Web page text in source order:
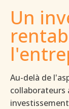
Un
Au-delà de
collaborateurs